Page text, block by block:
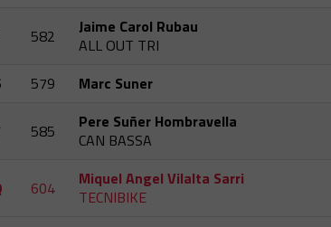
582
Jaime Carol Rubau
ALL OUT TRI
579 Marc Suner
585
Pere Suñer Hombravella
CAN BASSA
604
Miquel Angel Vilalta Sarri
TECNIBIKE